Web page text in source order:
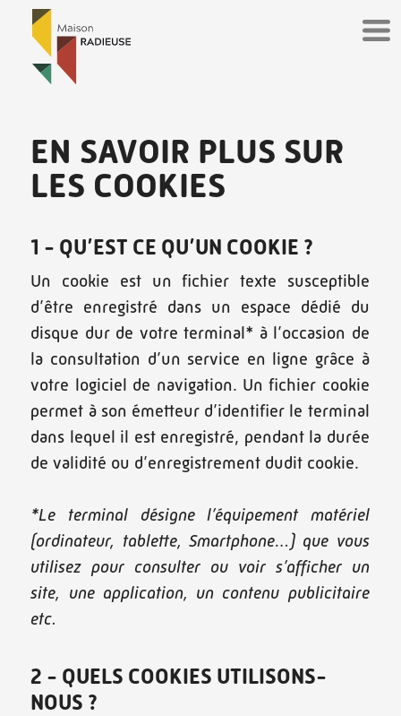
Panneau de gestion des cookies
EN SAVOIR PLUS SUR
LES COOKIES
1 - QU’EST CE QU’UN COOKIE ?
Un cookie est un fichier texte susceptible
d’être enregistré dans un espace dédié du
disque dur de votre terminal* à l’occasion de
la consultation d’un service en ligne grâce à
votre logiciel de navigation. Un fichier cookie
permet à son émetteur d’identifier le terminal
dans lequel il est enregistré, pendant la durée
de validité ou d’enregistrement dudit cookie.
*Le terminal désigne l’équipement matériel
(ordinateur, tablette, Smartphone…) que vous
utilisez pour consulter ou voir s’afficher un
site, une application, un contenu publicitaire
etc.
2 - QUELS COOKIES UTILISONS-
NOUS ?